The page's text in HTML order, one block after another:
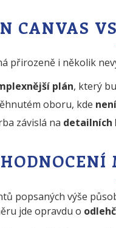
CANVAS
přirozeně i několik
plán, který
oboru, kde
závislá na detailních
popsaných výše
jde opravdu o